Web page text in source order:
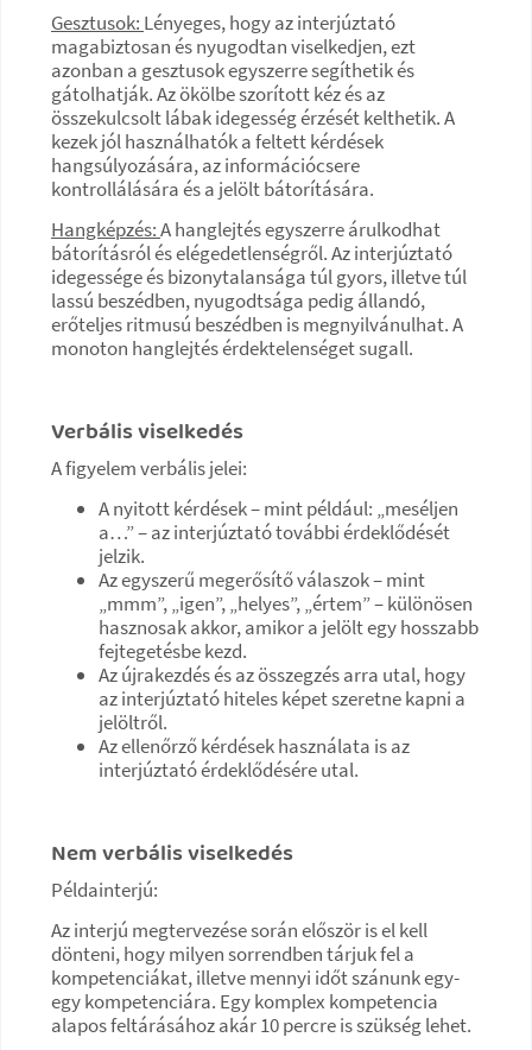
Gesztusok: Lényeges, hogy az interjúztató
magabiztosan és nyugodtan viselkedjen, ezt
azonban a gesztusok egyszerre segíthetik és
gátolhatják. Az ökölbe szorított kéz és az
összekulcsolt lábak idegesség érzését kelthetik. A
kezek jól használhatók a feltett kérdések
hangsúlyozására, az információcsere
kontrollálására és a jelölt bátorítására.
Hangképzés:A hanglejtés egyszerre árulkodhat
bátorításról és elégedetlenségről. Az interjúztató
idegessége és bizonytalansága túl gyors, illetve túl
lassú beszédben, nyugodtsága pedig állandó,
erőteljes ritmusú beszédben is megnyilvánulhat. A
monoton hanglejtés érdektelenséget sugall.
Verbális viselkedés
A figyelem verbális jelei:
A nyitott kérdések – mint például: „meséljen
a…” – az interjúztató további érdeklődését
jelzik.
Az egyszerű megerősítő válaszok – mint
„mmm”, „igen”, „helyes”, „értem” – különösen
hasznosak akkor, amikor a jelölt egy hosszabb
fejtegetésbe kezd.
Az újrakezdés és az összegzés arra utal, hogy
az interjúztató hiteles képet szeretne kapni a
jelöltről.
Az ellenőrző kérdések használata is az
interjúztató érdeklődésére utal.
Nem verbális viselkedés
Példainterjú:
Az interjú megtervezése során először is el kell
dönteni, hogy milyen sorrendben tárjuk fel a
kompetenciákat, illetve mennyi időt szánunk egy-
egy kompetenciára. Egy komplex kompetencia
alapos feltárásához akár 10 percre is szükség lehet.